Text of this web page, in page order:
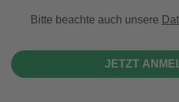
Bitte beachte auch unsere
JETZT